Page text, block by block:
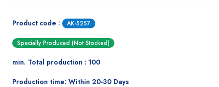
Product code : AK-5257
Specially Produced (Not Stocked)
min. Total production : 100
Production time: Within 20-30 Days